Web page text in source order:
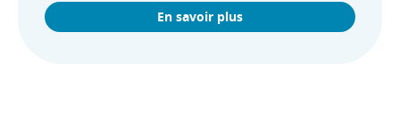
En savoir plus